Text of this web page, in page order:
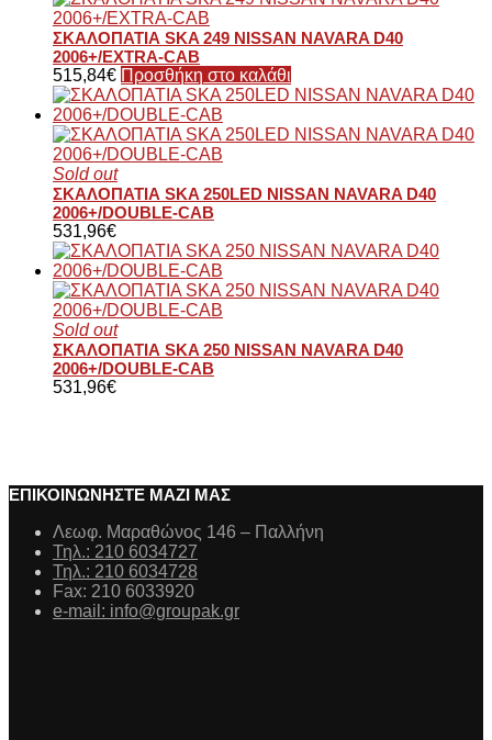
ΣΚΑΛΟΠΑΤΙΑ SKA 249 NISSAN NAVARA D40
2006+/EXTRA-CAB
515,84€ Προσθήκη στο καλάθι
Sold out
ΣΚΑΛΟΠΑΤΙΑ SKA 250LED NISSAN NAVARA D40
2006+/DOUBLE-CAB
531,96€
Sold out
ΣΚΑΛΟΠΑΤΙΑ SKA 250 NISSAN NAVARA D40
2006+/DOUBLE-CAB
531,96€
ΕΠΙΚΟΙΝΩΝΗΣΤΕ ΜΑΖΙ ΜΑΣ
Λεωφ. Μαραθώνος 146 – Παλλήνη
Τηλ.: 210 6034727
Τηλ.: 210 6034728
Fax: 210 6033920
e-mail: info@groupak.gr